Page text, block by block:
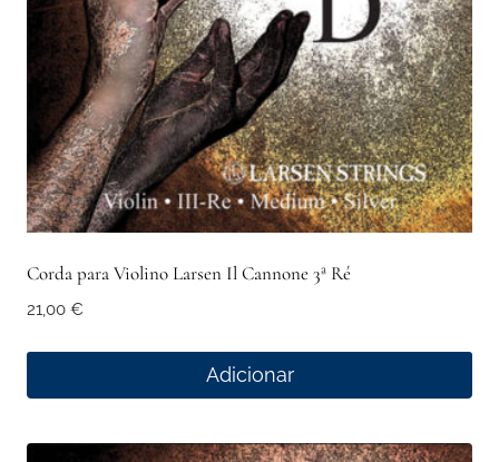
Corda para Violino Larsen Il Cannone 3ª Ré
21,00 €
Adicionar